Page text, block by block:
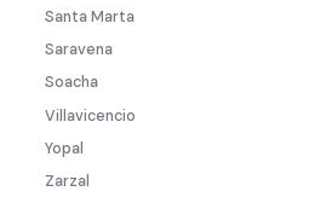
Santa Marta
Saravena
Soacha
Villavicencio
Yopal
Zarzal